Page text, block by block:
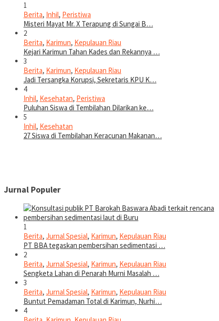
1
Berita, Inhil, Peristiwa
Misteri Mayat Mr. X Terapung di Sungai B…
2
Berita, Karimun, Kepulauan Riau
Kejari Karimun Tahan Kades dan Rekannya …
3
Berita, Karimun, Kepulauan Riau
Jadi Tersangka Korupsi, Sekretaris KPU K…
4
Inhil, Kesehatan, Peristiwa
Puluhan Siswa di Tembilahan Dilarikan ke…
5
Inhil, Kesehatan
27 Siswa di Tembilahan Keracunan Makanan…
Jurnal Populer
1
Berita, Jurnal Spesial, Karimun, Kepulauan Riau
PT BBA tegaskan pembersihan sedimentasi …
2
Berita, Jurnal Spesial, Karimun, Kepulauan Riau
Sengketa Lahan di Penarah Murni Masalah …
3
Berita, Jurnal Spesial, Karimun, Kepulauan Riau
Buntut Pemadaman Total di Karimun, Nurhi…
4